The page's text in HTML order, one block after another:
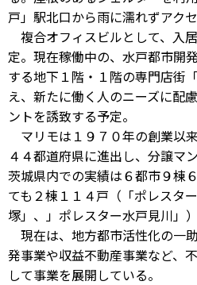
戸」駅北口から雨に濡れずアク
複合オフィスビルとして、入
定。現在稼働中の、水戸都市開
する地下１階・１階の専門店街
え、新たに働く人のニーズに配
ントを誘致する予定。
マリモは１９７０年の創業以
４４都道府県に進出し、分譲マ
茨城県内での実績は６都市９棟
ても２棟１１４戸（「ポレスタ
塚」、」ポレスター水戸見川」
現在は、地方都市活性化の一
発事業や収益不動産事業など、
して事業を展開している。